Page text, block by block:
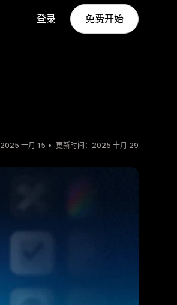
登录 免费开始
2025 一月 15 更新时间：2025 十月 29